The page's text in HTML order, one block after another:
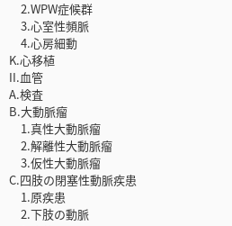
2.WPW症候群
3.心室性頻脈
4.心房細動
K.心移植
II.血管
A.検査
B.大動脈瘤
1.真性大動脈瘤
2.解離性大動脈瘤
3.仮性大動脈瘤
C.四肢の閉塞性動脈疾患
1.原疾患
2.下肢の動脈